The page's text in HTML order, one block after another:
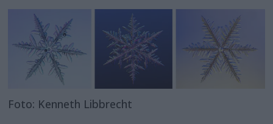
Foto: Kenneth Libbrecht